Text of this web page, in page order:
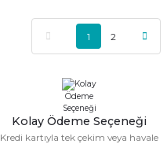
1 2
Kolay Ödeme Seçeneği
Kredi kartıyla tek çekim veya havale